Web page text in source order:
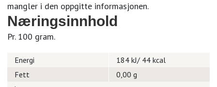
mangler i den oppgitte informasjonen.
Næringsinnhold
Pr. 100 gram.
Energi
184 kJ/ 44 kcal
Fett
0,00 g